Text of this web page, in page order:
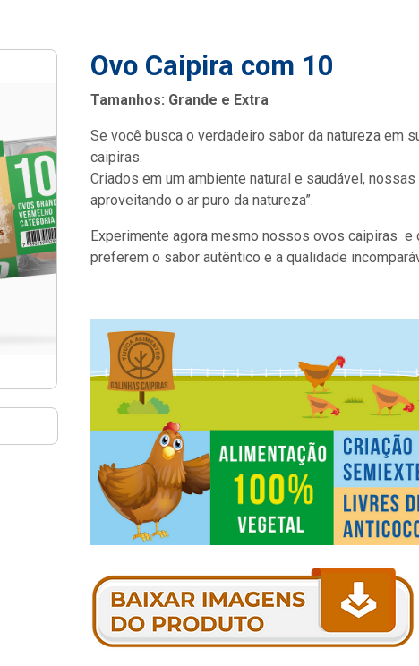
Ovo Caipira com 10
Tamanhos: Grande e Extra
Se você busca o verdadeiro sabor da natureza em
caipiras.
Criados em um ambiente natural e saudável,
aproveitando o ar puro da natureza”.
Experimente agora mesmo nossos ovos caipiras e
preferem o sabor autêntico e a qualidade